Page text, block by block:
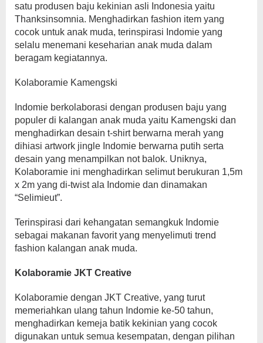
satu produsen baju kekinian asli Indonesia yaitu
Thanksinsomnia. Menghadirkan fashion item yang
cocok untuk anak muda, terinspirasi Indomie yang
selalu menemani keseharian anak muda dalam
beragam kegiatannya.
Kolaboramie Kamengski
Indomie berkolaborasi dengan produsen baju yang
populer di kalangan anak muda yaitu Kamengski dan
menghadirkan desain t-shirt berwarna merah yang
dihiasi artwork jingle Indomie berwarna putih serta
desain yang menampilkan not balok. Uniknya,
Kolaboramie ini menghadirkan selimut berukuran 1,5m
x 2m yang di-twist ala Indomie dan dinamakan
“Selimieut”.
Terinspirasi dari kehangatan semangkuk Indomie
sebagai makanan favorit yang menyelimuti trend
fashion kalangan anak muda.
Kolaboramie JKT Creative
Kolaboramie dengan JKT Creative, yang turut
memeriahkan ulang tahun Indomie ke-50 tahun,
menghadirkan kemeja batik kekinian yang cocok
digunakan untuk semua kesempatan, dengan pilihan